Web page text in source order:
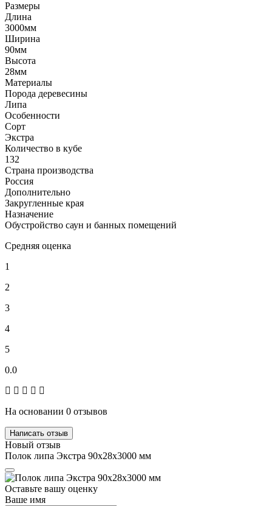
Размеры
Длина
3000мм
Ширина
90мм
Высота
28мм
Материалы
Порода деревесины
Липа
Особенности
Сорт
Экстра
Количество в кубе
132
Страна производства
Россия
Дополнительно
Закругленные края
Назначение
Обустройство саун и банных помещений
Средняя оценка
1
2
3
4
5
0.0
На основании 0 отзывов
Написать отзыв
Новый отзыв
Полок липа Экстра 90х28х3000 мм
Оставьте вашу оценку
Ваше имя